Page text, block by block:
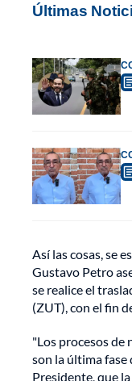
Últimas
Así las cosas, se
Gustavo Petro
se realice el
(ZUT), con el fin
"Los procesos de
son la última fase
Presidente, que